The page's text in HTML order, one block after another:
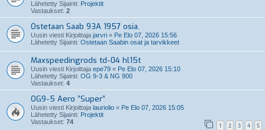
Lähetetty Sijainti: Projektit
Vastaukset: 2
Ostetaan Saab 93A 1957 osia.
Uusin viesti Kirjoittaja jarvri « Pe Elo 07, 2026 15:56
Lähetetty Sijainti: Ostetaan Saabin osat ja tarvikkeet
Maxspeedingrods td-04 hl15t
Uusin viesti Kirjoittaja epe79 « Pe Elo 07, 2026 15:10
Lähetetty Sijainti: OG 9-3 & NG 900
Vastaukset: 4
OG9-5 Aero ”Super”
Uusin viesti Kirjoittaja lauriolio « Pe Elo 07, 2026 15:05
Lähetetty Sijainti: Projektit
Vastaukset: 74 1 2 3 4 5